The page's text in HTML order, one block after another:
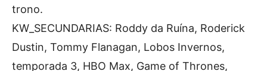
trono.
KW_SECUNDARIAS: Roddy da Ruína, Roderick
Dustin, Tommy Flanagan, Lobos Invernos,
temporada 3, HBO Max, Game of Thrones,